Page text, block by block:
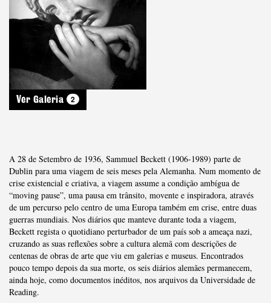
Ver Galeria 2
A 28 de Setembro de 1936, Sammuel Beckett (1906-1989) parte de
Dublin para uma viagem de seis meses pela Alemanha. Num momento de
crise existencial e criativa, a viagem assume a condição ambígua de
“moving pause”, uma pausa em trânsito, movente e inspiradora, através
de um percurso pelo centro de uma Europa também em crise, entre duas
guerras mundiais. Nos diários que manteve durante toda a viagem,
Beckett regista o quotidiano perturbador de um país sob a ameaça nazi,
cruzando as suas reflexões sobre a cultura alemã com descrições de
centenas de obras de arte que viu em galerias e museus. Encontrados
pouco tempo depois da sua morte, os seis diários alemães permanecem,
ainda hoje, como documentos inéditos, nos arquivos da Universidade de
Reading.